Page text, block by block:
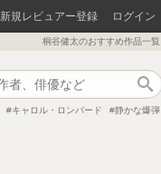
新規レビュアー登録 ログイン
桐谷健太のおすすめ作品一覧
キャロル・ロンバード 静かな爆弾